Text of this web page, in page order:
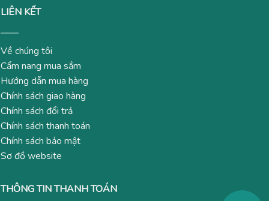
LIÊN KẾT
Về chúng tôi
Cẩm nang mua sắm
Hướng dẫn mua hàng
Chính sách giao hàng
Chính sách đổi trả
Chính sách thanh toán
Chính sách bảo mật
Sơ đồ website
THÔNG TIN THANH TOÁN